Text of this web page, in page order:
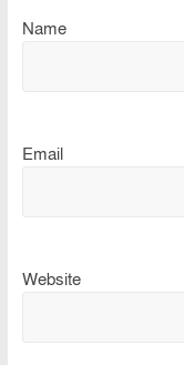
Name
Email
Website